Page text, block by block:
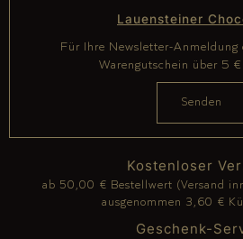
Kostenloser
ab 50,00 € Bestellwert (Versand
ausgenommen 3,60 €
Geschenk-
Lauensteiner
Für Ihre Newsletter-Anmeldung
Warengutschein über 5 €